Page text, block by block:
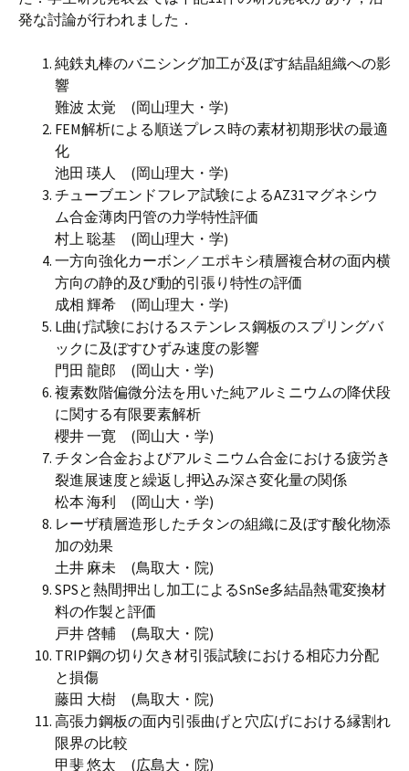
発な討論が行われました．
純鉄丸棒のバニシング加工が及ぼす結晶組織への影
響
難波 太覚 (岡山理大・学)
FEM解析による順送プレス時の素材初期形状の最適
化
池田 瑛人 (岡山理大・学)
チューブエンドフレア試験によるAZ31マグネシウ
ム合金薄肉円管の力学特性評価
村上 聡基 (岡山理大・学)
一方向強化カーボン／エポキシ積層複合材の面内横
方向の静的及び動的引張り特性の評価
成相 輝希 (岡山理大・学)
L曲げ試験におけるステンレス鋼板のスプリングバ
ックに及ぼすひずみ速度の影響
門田 龍郎 (岡山大・学)
複素数階偏微分法を用いた純アルミニウムの降伏段
に関する有限要素解析
櫻井 一寛 (岡山大・学)
チタン合金およびアルミニウム合金における疲労き
裂進展速度と繰返し押込み深さ変化量の関係
松本 海利 (岡山大・学)
レーザ積層造形したチタンの組織に及ぼす酸化物添
加の効果
土井 麻未 (鳥取大・院)
SPSと熱間押出し加工によるSnSe多結晶熱電変換材
料の作製と評価
戸井 啓輔 (鳥取大・院)
TRIP鋼の切り欠き材引張試験における相応力分配
と損傷
藤田 大樹 (鳥取大・院)
高張力鋼板の面内引張曲げと穴広げにおける縁割れ
限界の比較
甲斐 悠太 (広島大・院)